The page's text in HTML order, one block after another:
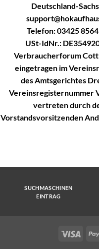
Deutschland-
Telefon: 03425
USt-IdNr.:
Verbraucherforum
eingetragen im
des Amtsgerichtes
Vereinsregisternummer
vertreten durch
Vorstandsvorsitzenden
SUCHMASCHINEN
EINTRAG
Visa